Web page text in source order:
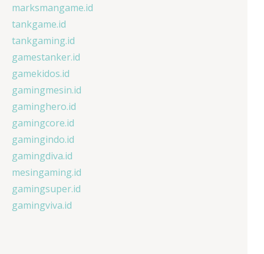
marksmangame.id
tankgame.id
tankgaming.id
gamestanker.id
gamekidos.id
gamingmesin.id
gaminghero.id
gamingcore.id
gamingindo.id
gamingdiva.id
mesingaming.id
gamingsuper.id
gamingviva.id